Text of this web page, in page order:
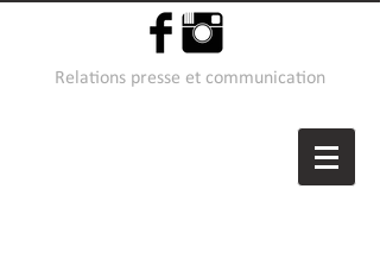
Relations presse et communication